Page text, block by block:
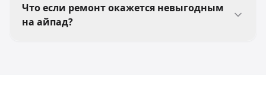
Что если ремонт окажется невыгодным
на айпад?